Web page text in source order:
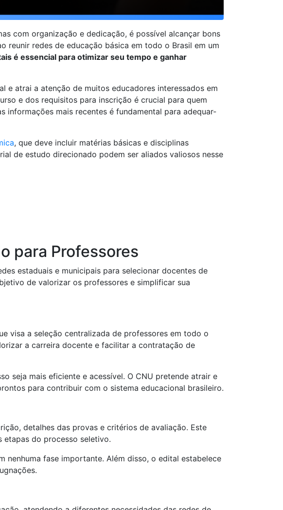
com organização e dedicação, é possível alcançar bons
redes de educação básica em todo o Brasil em um
é essencial para otimizar seu tempo e ganhar
e atrai a atenção de muitos educadores interessados em
e dos requisitos para inscrição é crucial para quem
informações mais recentes é fundamental para adequar-
, que deve incluir matérias básicas e disciplinas
de estudo direcionado podem ser aliados valiosos nesse
para Professores
estaduais e municipais para selecionar docentes de
de valorizar os professores e simplificar sua
visa a seleção centralizada de professores em todo o
a carreira docente e facilitar a contratação de
seja mais eficiente e acessível. O CNU pretende atrair e
para contribuir com o sistema educacional brasileiro.
detalhes das provas e critérios de avaliação. Este
do processo seletivo.
nenhuma fase importante. Além disso, o edital estabelece